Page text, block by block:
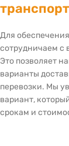
Для
сотрудничаем с
Это позволяет
варианты
перевозки. Мы
вариант,
срокам и